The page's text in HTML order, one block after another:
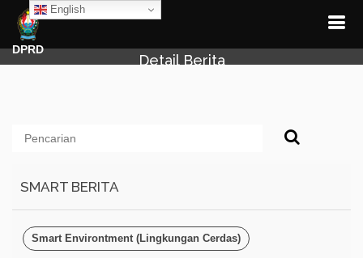
English
DPRD
Detail Berita
SMART BERITA
Smart Environtment (Lingkungan Cerdas)